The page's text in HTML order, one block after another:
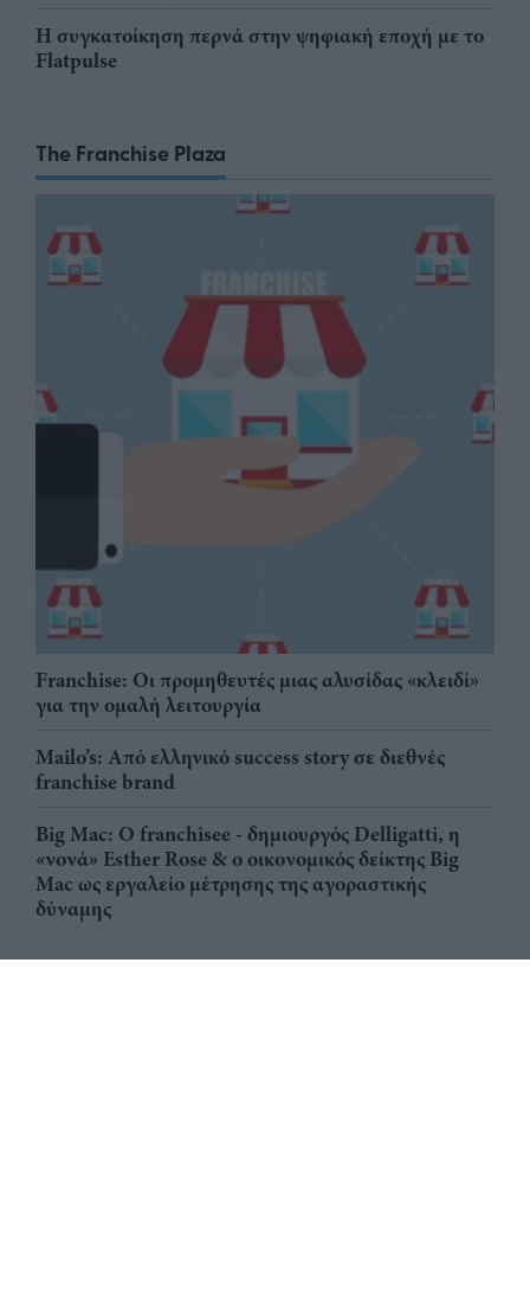
Η συγκατοίκηση περνά στην ψηφιακή εποχή με το
Flatpulse
The Franchise Plaza
Franchise: Οι προμηθευτές μιας αλυσίδας «κλειδί»
για την ομαλή λειτουργία
Mailo’s: Από ελληνικό success story σε διεθνές
franchise brand
Big Mac: Ο franchisee - δημιουργός Delligatti, η
«νονά» Esther Rose & ο οικονομικός δείκτης Big
Mac ως εργαλείο μέτρησης της αγοραστικής
δύναμης